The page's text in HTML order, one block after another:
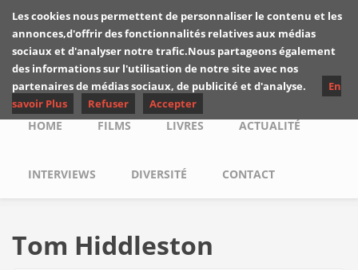
Skip to main content
Les critiques de
Yuyine
Main menu
HOME FILMS LIVRES ACTUALITÉ
INTERVIEWS DIVERSITÉ CONTACT
Tom Hiddleston
Les cookies nous permettent de personnaliser le contenu et les
annonces,d'offrir des fonctionnalités relatives aux médias
sociaux et d'analyser notre trafic.Nous partageons également
des informations sur l'utilisation de notre site avec nos
partenaires de médias sociaux, de publicité et d'analyse.
En
savoir Plus
Refuser Accepter